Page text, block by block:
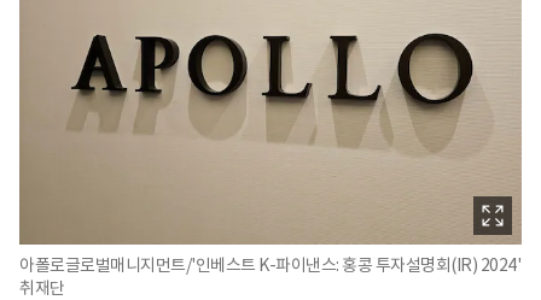
아폴로글로벌매니지먼트/'인베스트 K-파이낸스: 홍콩 투자설명회(IR) 2024'
취재단